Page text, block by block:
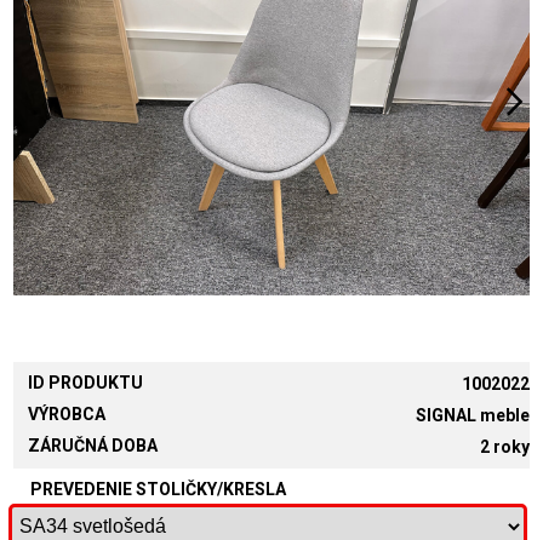
ID PRODUKTU
1002022
VÝROBCA
SIGNAL meble
ZÁRUČNÁ DOBA
2 roky
PREVEDENIE STOLIČKY/KRESLA